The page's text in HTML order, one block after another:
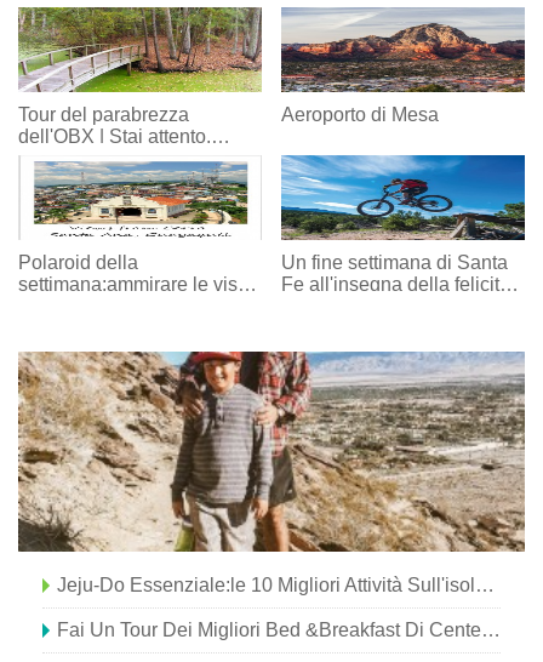
Tour del parabrezza
dell'OBX | Stai attento.
Essere intelligenti. Divertiti.
Aeroporto di Mesa
Polaroid della
settimana:ammirare le viste
Un fine settimana di Santa
Fe all'insegna della felicità
Jeju-Do Essenziale:le 10 Migliori Attività Sull'isola Tropicale Della Corea
Fai Un Tour Dei Migliori Bed &breakfast Di Center County